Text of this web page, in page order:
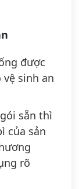
được
sinh an
sẵn thì
của sản
rõ